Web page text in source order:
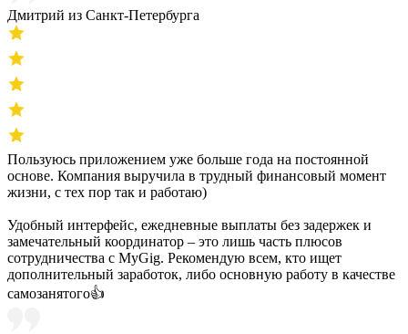
Дмитрий из Санкт-Петербурга
Пользуюсь приложением уже больше года на постоянной
основе. Компания выручила в трудный финансовый момент
жизни, с тех пор так и работаю)
Удобный интерфейс, ежедневные выплаты без задержек и
замечательный координатор – это лишь часть плюсов
сотрудничества с MyGig. Рекомендую всем, кто ищет
дополнительный заработок, либо основную работу в качестве
самозанятого👍